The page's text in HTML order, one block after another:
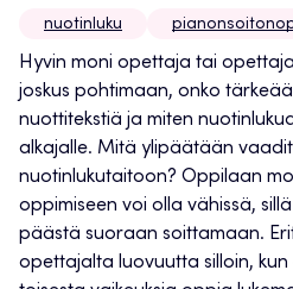
nuotinluku
Hyvin moni opettaja tai
joskus pohtimaan, onko
nuottitekstiä ja miten
alkajalle. Mitä ylipäätään
nuotinlukutaitoon? Oppilaan
oppimiseen voi olla vähissä,
päästä suoraan soittamaan.
opettajalta luovuutta silloin,